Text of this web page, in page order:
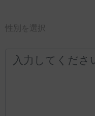
性別を選択